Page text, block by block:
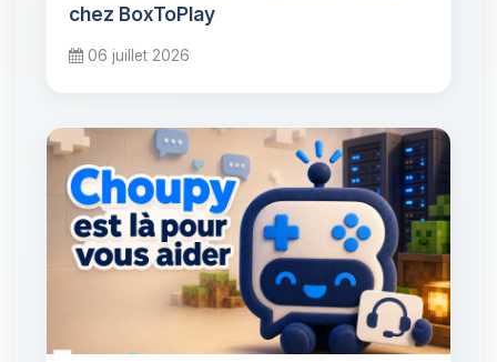
chez BoxToPlay
06 juillet 2026